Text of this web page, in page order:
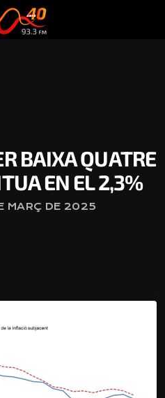
BAIXA QUATRE
EN EL 2,3%
MARÇ DE 2025